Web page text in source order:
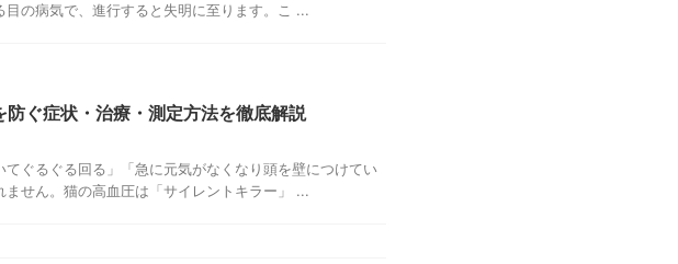
の病気で、進行すると失明に至ります。こ ...
防ぐ症状・治療・測定方法を徹底解説
ぐるぐる回る」「急に元気がなくなり頭を壁につけてい
せん。猫の高血圧は「サイレントキラー」 ...